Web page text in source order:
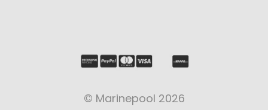
© Marinepool 2026